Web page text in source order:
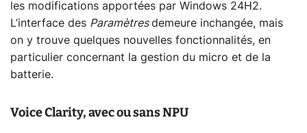
les modifications apportées par Windows 24H2.
L’interface des Paramètresdemeure inchangée, mais
on y trouve quelques nouvelles fonctionnalités, en
particulier concernant la gestion du micro et de la
batterie.
Voice Clarity, avec ou sans NPU